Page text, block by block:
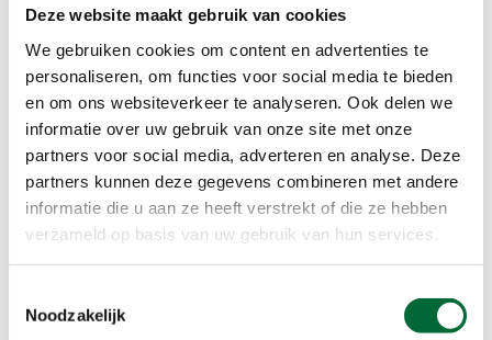
Deze website maakt gebruik van cookies
We gebruiken cookies om content en advertenties te
personaliseren, om functies voor social media te bieden
en om ons websiteverkeer te analyseren. Ook delen we
informatie over uw gebruik van onze site met onze
partners voor social media, adverteren en analyse. Deze
partners kunnen deze gegevens combineren met andere
informatie die u aan ze heeft verstrekt of die ze hebben
verzameld op basis van uw gebruik van hun services.
Noodzakelijk
oversupinatie. In het eerste geval zakt je voet bij
de landing te ver naar binnen door. Bij
oversupinatie zakt je voet juist te veel naar
buiten door. Je kunt dit meestal zien aan de
manier waarop je schoenzolen slijten. Bij een
afwijkende afwikkeling van je voeten zul je zien
dat de zolen aan één kant van de schoen sneller
slijten dan aan de andere kant (ze slijten scheef).
Een afwijkende afwikkeling van je voet kun je
corrigeren met speciale inlegzolen. Vraag